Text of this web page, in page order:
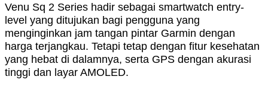
Venu Sq 2 Series hadir sebagai smartwatch entry-
level yang ditujukan bagi pengguna yang
menginginkan jam tangan pintar Garmin dengan
harga terjangkau. Tetapi tetap dengan fitur kesehatan
yang hebat di dalamnya, serta GPS dengan akurasi
tinggi dan layar AMOLED.